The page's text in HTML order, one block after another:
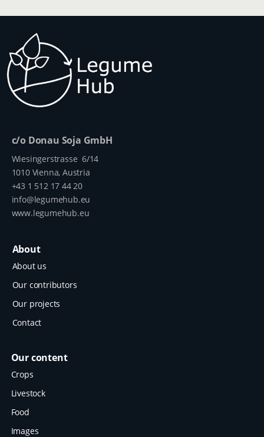
c/o Donau Soja GmbH
Wiesingerstrasse 6/14
1010 Vienna, Austria
+43 1 512 17 44 20
info@legumehub.eu
www.legumehub.eu
About
About us
Our contributors
Our projects
Contact
Our content
Crops
Livestock
Food
Images